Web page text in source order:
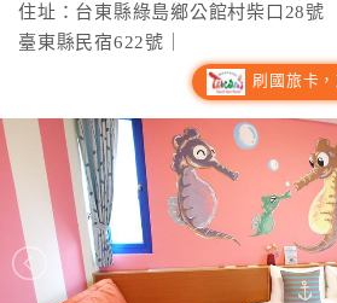
通
行
台
房
住址：台東縣綠島鄉公館村柴口28號
臺東縣民宿622號｜
刷國旅卡